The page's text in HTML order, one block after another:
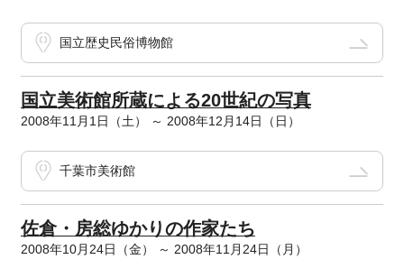
国立歴史民俗博物館
国立美術館所蔵による20世紀の写真
2008年11月1日（土） ～ 2008年12月14日（日）
千葉市美術館
佐倉・房総ゆかりの作家たち
2008年10月24日（金） ～ 2008年11月24日（月）